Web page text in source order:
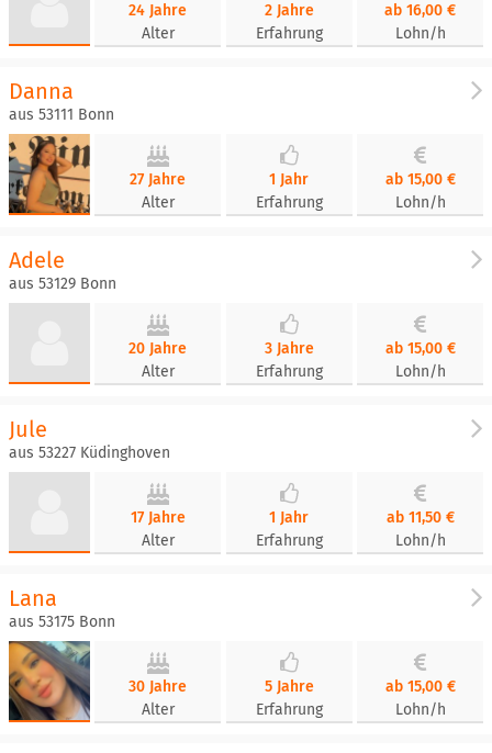
24 Jahre
Alter
2 Jahre
Erfahrung
ab 16,00 €
Lohn/h
Danna
aus 53111 Bonn
27 Jahre
Alter
1 Jahr
Erfahrung
ab 15,00 €
Lohn/h
Adele
aus 53129 Bonn
20 Jahre
Alter
3 Jahre
Erfahrung
ab 15,00 €
Lohn/h
Jule
aus 53227 Küdinghoven
17 Jahre
Alter
1 Jahr
Erfahrung
ab 11,50 €
Lohn/h
Lana
aus 53175 Bonn
30 Jahre
Alter
5 Jahre
Erfahrung
ab 15,00 €
Lohn/h